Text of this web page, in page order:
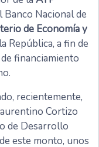
Nacional de
de Economía y
República, a fin de
financiamiento
recientemente,
Cortizo
de Desarrollo
este monto, unos